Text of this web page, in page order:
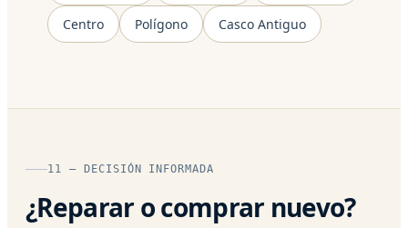
Centro Polígono Casco Antiguo
11 — DECISIÓN INFORMADA
¿Reparar o comprar nuevo?